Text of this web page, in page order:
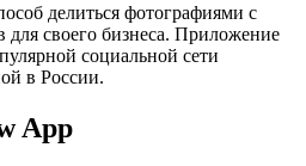
делиться фотографиями с
для своего бизнеса. Приложение
социальной сети
в России.
App